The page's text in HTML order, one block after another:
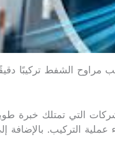
الشفط تركيبًا دقيقًا
التي تمتلك خبرة
التركيب.